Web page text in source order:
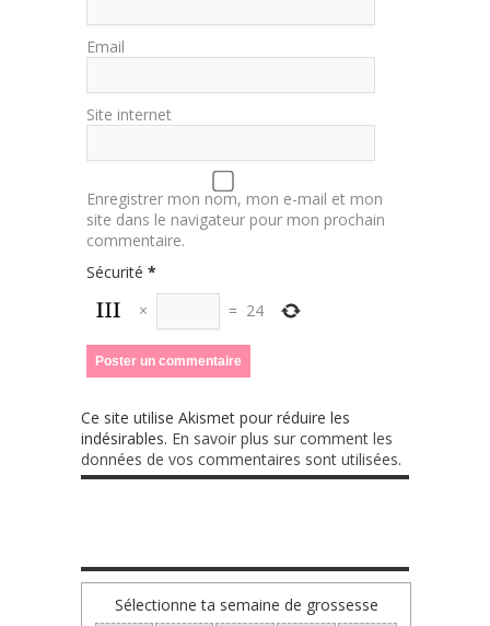
Email
Site internet
Enregistrer mon nom, mon e-mail et mon
site dans le navigateur pour mon prochain
commentaire.
Sécurité *
×
= 24
Ce site utilise Akismet pour réduire les
indésirables. En savoir plus sur comment les
données de vos commentaires sont utilisées.
Sélectionne ta semaine de grossesse